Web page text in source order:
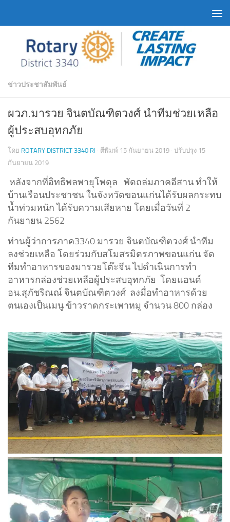
ข่าวประชาสัมพันธ์
ผวภ.มารวย จินตบัณฑิตวงศ์ นำทีมช่วยเหลือ
ผู้ประสบอุทกภัย
โดย ROTARY DISTRICT 3340 RI · ตีพิมพ์ 15 กันยายน 2019 · ปรับปรุง 15
กันยายน 2019
หลังจากที่อิทธิพลพายุโพดุล พัดถล่มภาคอีสาน ทำให้
บ้านเรือนประชาชน ในจังหวัดขอนแก่นได้รับผลกระทบ
น้ำท่วมหนัก ได้รับความเสียหาย โดยเมื่อวันที่ 2
กันยายน 2562
ท่านผู้ว่าการภาค3340 มารวย จินตบัณฑิตวงศ์ นำทีม
ลงช่วยเหลือ โดยร่วมกับสโมสรมิตรภาพขอนแก่น จัด
ทีมทำอาหารของมารวยโต๊ะจีน ไปดำเนินการทำ
อาหารกล่องช่วยเหลือผู้ประสบอุทกภัย โดยแอนด์
อน.สุภัชริณณ์ จินตบัณฑิตวงศ์ ลงมื่อทำอาหารด้วย
ตนเองเป็นเมนู ข้าวราดกระเพาหมู จำนวน 800 กล่อง